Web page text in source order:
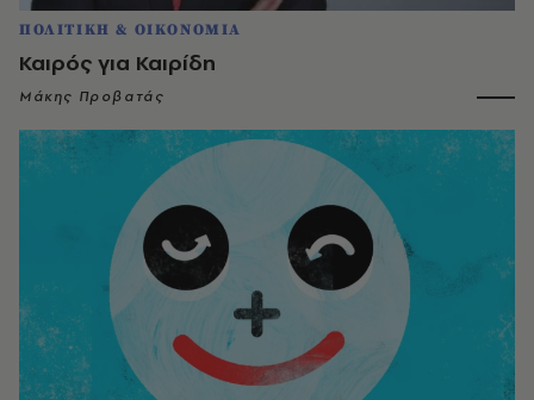
ΠΟΛΙΤΙΚΗ & ΟΙΚΟΝΟΜΙΑ
Καιρός για Καιρίδη
Μάκης Προβατάς